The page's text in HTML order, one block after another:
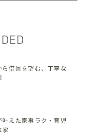
ら借景を望む、丁寧な
叶えた家事ラク・育児
家